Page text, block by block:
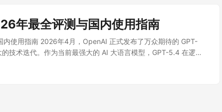
年最全评测与国内使用指南
使用指南 2026年4月，OpenAI 正式发布了万众期待的 GPT-
技术迭代。作为当前最强大的 AI 大语言模型，GPT-5.4 在逻辑
了质的飞跃。本文将为你深度评测 GPT-5.4 的核心能力，并提供